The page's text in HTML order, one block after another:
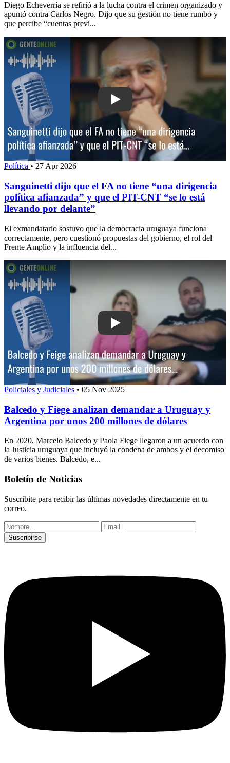
Diego Echeverría se refirió a la lucha contra el crimen organizado y
apuntó contra Carlos Negro. Dijo que su gestión no tiene rumbo y
que percibe “cuentas previ...
Play: Sanguinetti dijo que el FA no
Política • 27 Apr 2026
Sanguinetti dijo que el FA no tiene “una dirigencia
política afianzada” y que el PIT-CNT “se lo está
llevando por delante”
El exmandatario sostuvo que la democracia uruguaya funciona
correctamente, pero cuestionó propuestas del gobierno, el rol del
Frente Amplio y la influencia del...
Play: Balcedo y Fiege analizan
Policiales y Judiciales • 05 Nov 2025
Balcedo y Fiege analizan demandar a Uruguay y
Argentina por unos 200 millones de dólares
En 2020, Marcelo Balcedo y Paola Fiege llegaron a un acuerdo con
la Justicia uruguaya que incluyó la condena de ambos y el decomiso
de varios bienes. Balcedo, e...
Boletín de Noticias
Suscribite para recibir las últimas novedades directamente en tu
correo.
Suscribirse